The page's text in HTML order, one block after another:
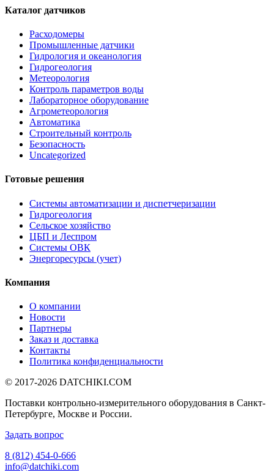
Каталог датчиков
Расходомеры
Промышленные датчики
Гидрология и океанология
Гидрогеология
Метеорология
Контроль параметров воды
Лабораторное оборудование
Агрометеорология
Автоматика
Строительный контроль
Безопасность
Uncategorized
Готовые решения
Системы автоматизации и диспетчеризации
Гидрогеология
Сельское хозяйство
ЦБП и Леспром
Системы ОВК
Энергоресурсы (учет)
Компания
О компании
Новости
Партнеры
Заказ и доставка
Контакты
Политика конфиденциальности
© 2017-2026 DATCHIKI.COM
Поставки контрольно-измерительного оборудования в Санкт-
Петербурге, Москве и России.
Задать вопрос
8 (812) 454-0-666
info@datchiki.com